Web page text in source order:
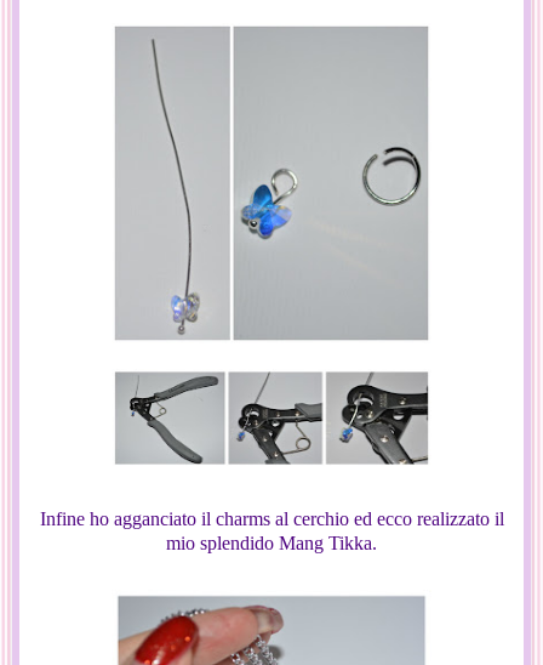
Infine ho agganciato il charms al cerchio ed ecco realizzato il
mio splendido Mang Tikka.